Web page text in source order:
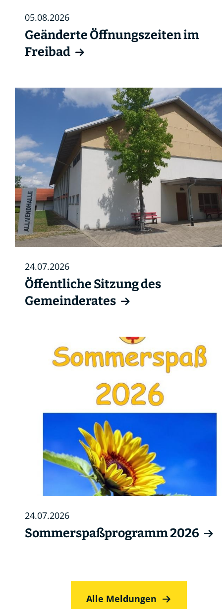
05.08.2026
Geänderte Öffnungszeiten im
Freibad
24.07.2026
Öffentliche Sitzung des
Gemeinderates
24.07.2026
Sommerspaßprogramm 2026
Alle Meldungen